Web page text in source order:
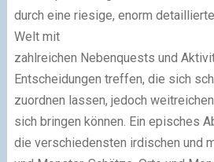
durch eine riesige, enorm
Welt mit
zahlreichen Nebenquests und
Entscheidungen treffen, die sich
zuordnen lassen, jedoch
sich bringen können. Ein episches
die verschiedensten irdischen und